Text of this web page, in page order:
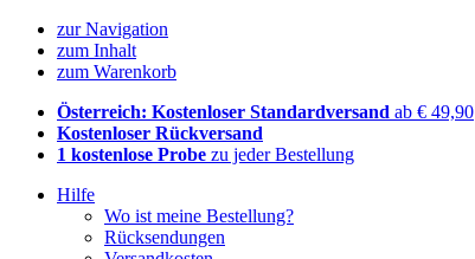
zur Navigation
zum Inhalt
zum Warenkorb
Österreich: Kostenloser Standardversand ab € 49,90
Kostenloser Rückversand
1 kostenlose Probe zu jeder Bestellung
Hilfe
Wo ist meine Bestellung?
Rücksendungen